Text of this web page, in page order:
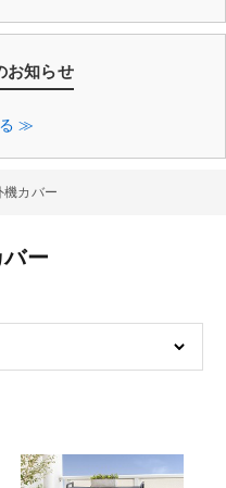
お知らせ
≫
ー
機カバー